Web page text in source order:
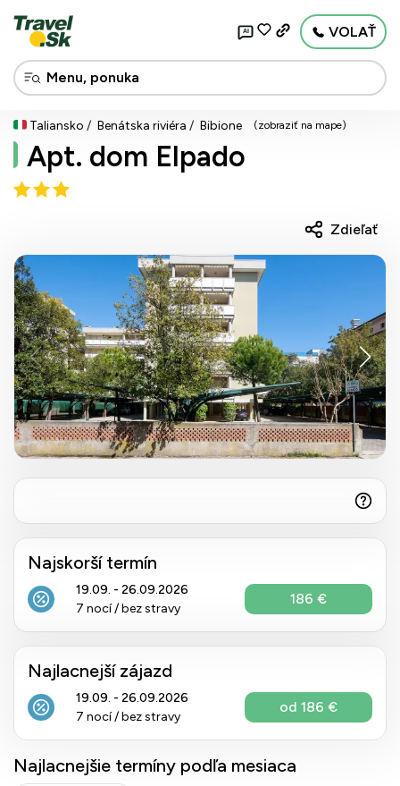
AI VOLAŤ
Taliansko Benátska riviéra Bibione (zobraziť na mape)
Apt. dom Elpado
Zdieľať
Najskorší termín
19.09. - 26.09.2026
7 nocí / bez stravy
186 €
Najlacnejší zájazd
19.09. - 26.09.2026
7 nocí / bez stravy
od 186 €
Najlacnejšie termíny podľa mesiaca